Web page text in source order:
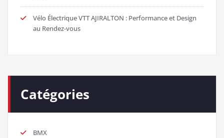
Vélo Électrique VTT AJIRALTON : Performance et Design
au Rendez-vous
Catégories
BMX